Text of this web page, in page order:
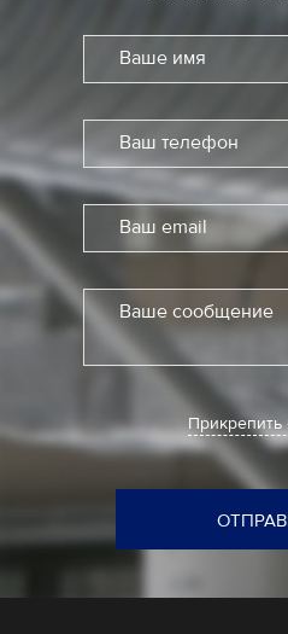
Ваше имя
Ваш телефон
Ваш email
Ваше сообщение